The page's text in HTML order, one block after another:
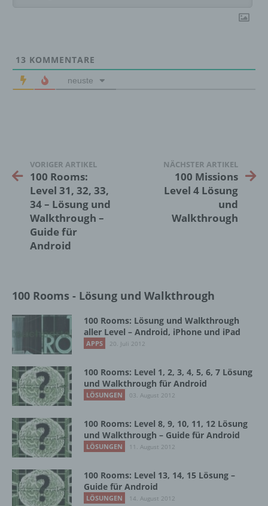
13 KOMMENTARE
neuste
VORIGER ARTIKEL
100 Rooms:
Level 31, 32, 33,
34 – Lösung und
Walkthrough –
Guide für
Android
NÄCHSTER ARTIKEL
100 Missions
Level 4 Lösung
und
Walkthrough
100 Rooms - Lösung und Walkthrough
100 Rooms: Lösung und Walkthrough
aller Level – Android, iPhone und iPad
APPS 20. Juli 2012
100 Rooms: Level 1, 2, 3, 4, 5, 6, 7 Lösung
und Walkthrough für Android
LÖSUNGEN 03. August 2012
100 Rooms: Level 8, 9, 10, 11, 12 Lösung
und Walkthrough – Guide für Android
LÖSUNGEN 11. August 2012
100 Rooms: Level 13, 14, 15 Lösung –
Guide für Android
LÖSUNGEN 14. August 2012
Verantwortlicher ist die natürliche oder
Sind die Zwecke und Mittel dieser
Verarbeitung durch das Unionsrecht oder
das Recht der Mitgliedstaaten vorgegeben,
so kann der Verantwortliche
beziehungsweise können die bestimmten
Kriterien seiner Benennung nach dem
Unionsrecht oder dem Recht der
Mitgliedstaaten vorgesehen werden.
juristische Person, Behörde, Einrichtung
oder andere Stelle, die personenbezogene
Daten im Auftrag des Verantwortlichen
i) Empfänger
Empfänger ist eine natürliche oder juristische
Person, Behörde, Einrichtung oder andere
Stelle, der personenbezogene Daten
es sich bei ihr um einen Dritten handelt oder
nicht. Behörden, die im Rahmen eines
bestimmten Untersuchungsauftrags nach